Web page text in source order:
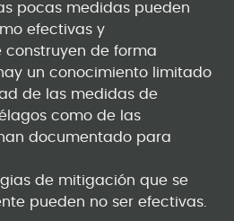
pocas medidas pueden
efectivas y
construyen de forma
un conocimiento limitado
de las medidas de
como de las
documentado para
de mitigación que se
pueden no ser efectivas.